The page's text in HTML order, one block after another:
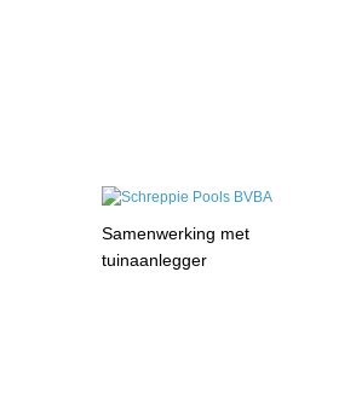
Samenwerking met
tuinaanlegger